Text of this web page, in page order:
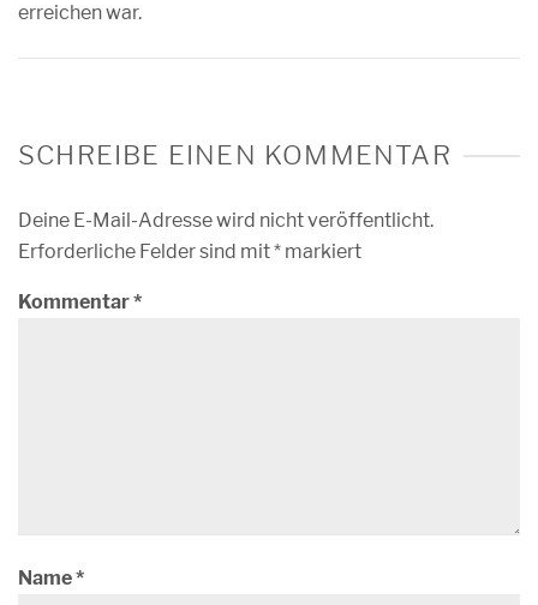
erreichen war.
SCHREIBE EINEN KOMMENTAR
Deine E-Mail-Adresse wird nicht veröffentlicht.
Erforderliche Felder sind mit* markiert
Kommentar*
Name*